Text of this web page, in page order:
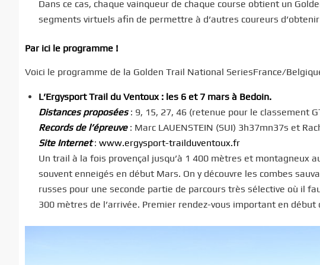
Dans ce cas, chaque vainqueur de chaque course obtient un
segments virtuels afin de permettre à d’autres coureurs
Par ici le programme !
Voici le programme de la Golden Trail National SeriesFrance/
L’Ergysport Trail du Ventoux : les 6 et 7 mars à Bedoin.
Distances proposées: 9, 15, 27, 46 (retenue pour le classement
Records de l’épreuve: Marc LAUENSTEIN (SUI) 3h37mn37s et
Site Internet: www.ergysport-trailduventoux.fr
Un trail à la fois provençal jusqu’à 1 400 mètres et montagneux
souvent enneigés en début Mars. On y découvre les combes
russes pour une seconde partie de parcours très sélective où il
300 mètres de l’arrivée. Premier rendez-vous important en